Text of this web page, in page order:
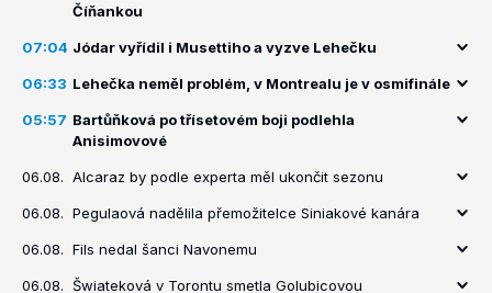
Číňankou
07:04 Jódar vyřídil i Musettiho a vyzve Lehečku
06:33 Lehečka neměl problém, v Montrealu je v osmifinále
05:57 Bartůňková po třísetovém boji podlehla
Anisimovové
06.08. Alcaraz by podle experta měl ukončit sezonu
06.08. Pegulaová nadělila přemožitelce Siniakové kanára
06.08. Fils nedal šanci Navonemu
06.08. Šwiateková v Torontu smetla Golubicovou